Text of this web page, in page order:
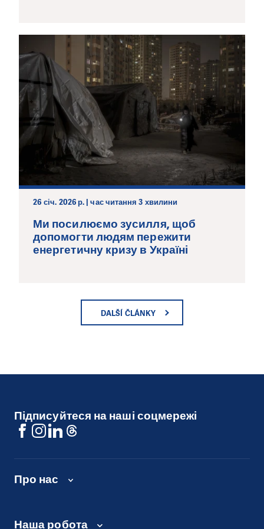
26 січ. 2026 р. | час читання 3 хвилини
Ми посилюємо зусилля, щоб
допомогти людям пережити
енергетичну кризу в Україні
DALŠÍ ČLÁNKY
Підписуйтеся на наші соцмережі
Про нас
Наша робота